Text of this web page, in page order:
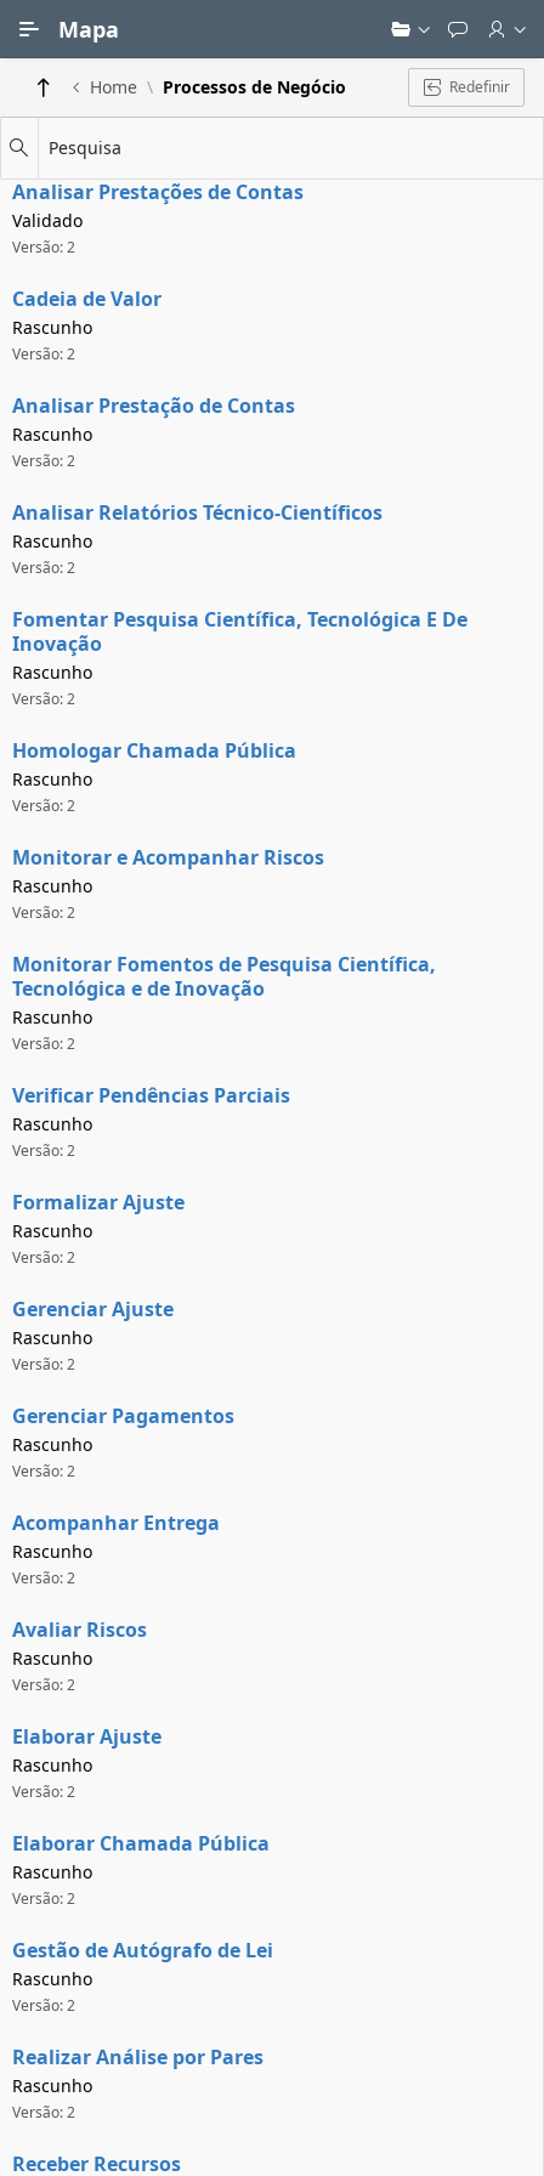
Mapa
Home Processos de Negócio Redefinir
Pesquisa
Analisar Prestações de Contas
Validado
Versão: 2
Cadeia de Valor
Rascunho
Versão: 2
Analisar Prestação de Contas
Rascunho
Versão: 2
Analisar Relatórios Técnico-Científicos
Rascunho
Versão: 2
Fomentar Pesquisa Científica, Tecnológica E De
Inovação
Rascunho
Versão: 2
Homologar Chamada Pública
Rascunho
Versão: 2
Monitorar e Acompanhar Riscos
Rascunho
Versão: 2
Monitorar Fomentos de Pesquisa Científica,
Tecnológica e de Inovação
Rascunho
Versão: 2
Verificar Pendências Parciais
Rascunho
Versão: 2
Formalizar Ajuste
Rascunho
Versão: 2
Gerenciar Ajuste
Rascunho
Versão: 2
Gerenciar Pagamentos
Rascunho
Versão: 2
Acompanhar Entrega
Rascunho
Versão: 2
Avaliar Riscos
Rascunho
Versão: 2
Elaborar Ajuste
Rascunho
Versão: 2
Elaborar Chamada Pública
Rascunho
Versão: 2
Gestão de Autógrafo de Lei
Rascunho
Versão: 2
Realizar Análise por Pares
Rascunho
Versão: 2
Receber Recursos